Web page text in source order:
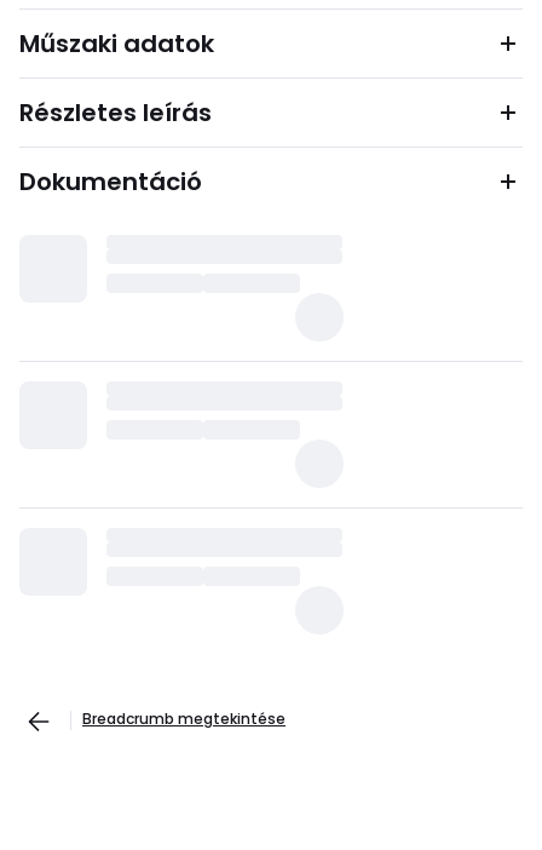
Műszaki adatok
Részletes leírás
Dokumentáció
Breadcrumb megtekintése